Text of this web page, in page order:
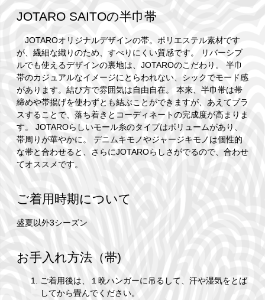
JOTARO SAITOの半巾帯
JOTAROオリジナルデザインの帯。ポリエステル素材です
が、繊細な織りのため、すべりにくい質感です。 リバーシブ
ルでも使えるデザインの裏地は、JOTAROのこだわり。 半巾
帯のカジュアルなイメージにとらわれない、シックでモード感
があります。結び方で雰囲気は自由自在。 本来、半巾帯は帯
締めや帯揚げを使わずとも結ぶことができますが、あえてプラ
スすることで、落ち着きとコーディネートの完成度が高まりま
す。 JOTAROらしいモール糸のタイプはボリュームがあり、
帯周りが華やかに。 デニムキモノやジャージキモノは個性的
な帯と合わせると、さらにJOTAROらしさがでるので、合わせ
てオススメです。
ご着用時期について
盛夏以外3シーズン
お手入れ方法（帯)
ご着用後は、１晩ハンガーに吊るして、汗や湿気をとば
してから畳んでください。